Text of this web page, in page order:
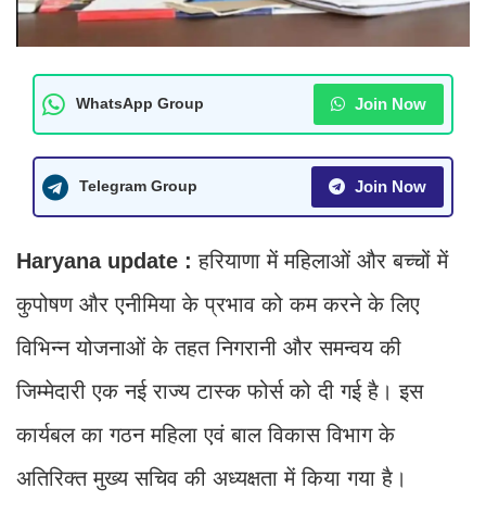
WhatsApp Group Join Now
Telegram Group Join Now
Haryana update :हरियाणा में महिलाओं और बच्चों में
कुपोषण और एनीमिया के प्रभाव को कम करने के लिए
विभिन्न योजनाओं के तहत निगरानी और समन्वय की
जिम्मेदारी एक नई राज्य टास्क फोर्स को दी गई है। इस
कार्यबल का गठन महिला एवं बाल विकास विभाग के
अतिरिक्त मुख्य सचिव की अध्यक्षता में किया गया है।